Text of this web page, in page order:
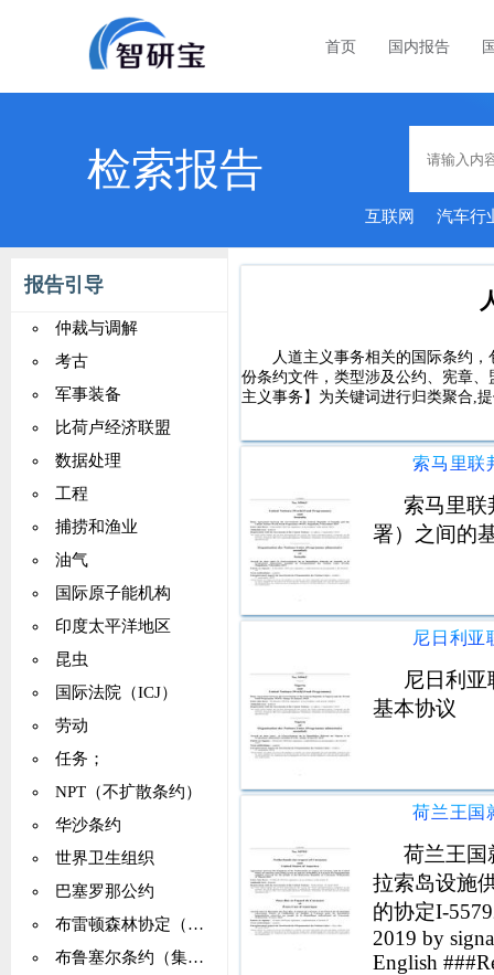
首页 国内报告
检索报告
互联网 汽车行
报告引导
仲裁与调解
考古
军事装备
比荷卢经济联盟
数据处理
工程
捕捞和渔业
油气
国际原子能机构
印度太平洋地区
昆虫
国际法院（ICJ）
劳动
任务；
NPT（不扩散条约）
华沙条约
世界卫生组织
巴塞罗那公约
布雷顿森林协定（IMF）
布鲁塞尔条约（集体自卫）
人道主义事务相关的国际条约
份条约文件，类型涉及公约、宪章
主义事务】为关键词进行归类聚合,
索马里联
署）之间的
尼日利
基本协议
荷兰王国
拉索岛设施
的协定I-
2019 by
English